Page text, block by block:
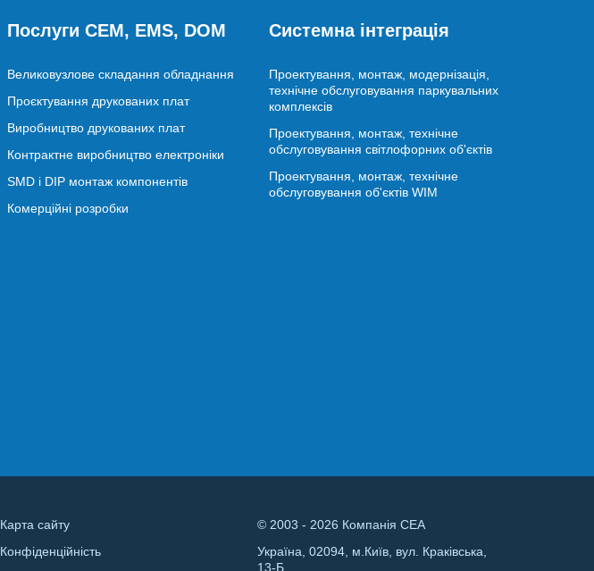
Послуги CEM, EMS, DOM
Великовузлове складання обладнання
Проєктування друкованих плат
Виробництво друкованих плат
Контрактне виробництво електроніки
SMD і DIP монтаж компонентів
Комерційні розробки
Системна інтеграція
Проектування, монтаж, модернізація,
технічне обслуговування паркувальних
комплексів
Проектування, монтаж, технічне
обслуговування світлофорних об'єктів
Проектування, монтаж, технічне
обслуговування об'єктів WIM
Карта сайту
Конфіденційність
© 2003 - 2026 Компанія СЕА
Україна, 02094, м.Київ, вул. Краківська,
13-Б